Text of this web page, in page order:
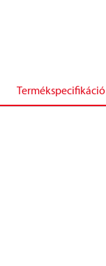
Termékspecifikáció